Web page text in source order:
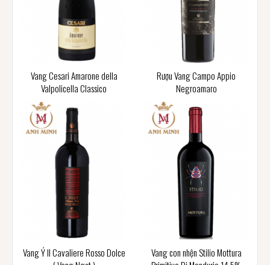
Vang Cesari Amarone della
Valpolicella Classico
Rượu Vang Campo Appio
Negroamaro
Vang Ý Il Cavaliere Rosso Dolce
Vang con nhện Stilio Mottura